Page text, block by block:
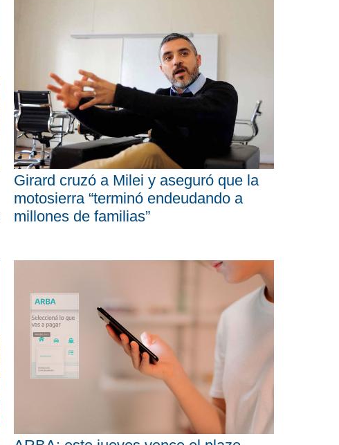
Girard cruzó a Milei y aseguró que la
motosierra “terminó endeudando a
millones de familias”